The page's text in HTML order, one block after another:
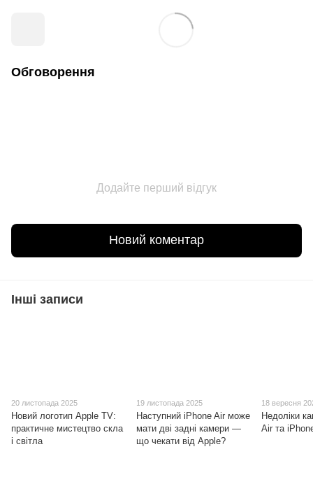
Обговорення
Додайте перший відгук
Новий коментар
Інші записи
20 листопада 2025
Новий логотип Apple TV:
практичне мистецтво скла
і світла
19 листопада 2025
Наступний iPhone Air може
мати дві задні камери —
що чекати від Apple?
18 вересня
Недоліки
Air та